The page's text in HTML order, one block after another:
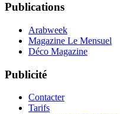
Publications
Arabweek
Magazine Le Mensuel
Déco Magazine
Publicité
Contacter
Tarifs